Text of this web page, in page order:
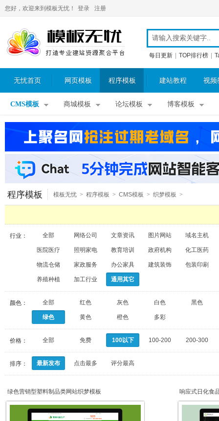
您好，欢迎来到模板无忧！ 登录 注册
每日更新 TOP排行榜
无忧首页 网页模板 程序模板 建站教程 视频
CMS模板 商城模板 论坛模板 博客模板
程序模板 模板无忧 > 程序模板 > CMS模板 > 织梦模板 >
行业： 全部 网络公司 文章资讯 图片网站 域名主机
医院医疗 照明家电 教育培训 政府机构 化工医药
物流仓储 家政服务 办公家具 建筑装饰 包装印刷
养殖种植 加工行业 通用其它
颜色： 全部 红色 灰色 白色 黑色
绿色 黄色 橙色 多彩
价格： 全部 免费 100以下 100-200 200-300
排序： 最新发布 点击最多 评分最高
绿色营销型塑料制品类网站织梦模板
响应式日化食
端）